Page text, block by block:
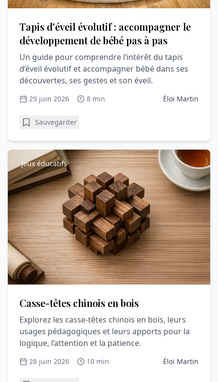
Tapis d'éveil évolutif : accompagner le
développement de bébé pas à pas
Un guide pour comprendre l’intérêt du tapis
d’éveil évolutif et accompagner bébé dans ses
découvertes, ses gestes et son éveil.
29 juin 2026 8 min Éloi Martin
Sauvegarder
Jeux éducatifs
Casse-têtes chinois en bois
Explorez les casse-têtes chinois en bois, leurs
usages pédagogiques et leurs apports pour la
logique, l’attention et la patience.
28 juin 2026 10 min Éloi Martin